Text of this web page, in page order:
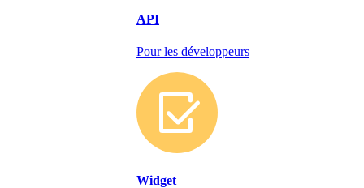
API
Pour les développeurs
Widget